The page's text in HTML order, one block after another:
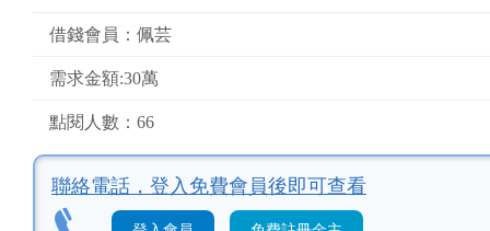
借錢會員：佩芸
需求金額:30萬
點閱人數：66
聯絡電話， 登入免費會員後即可查看